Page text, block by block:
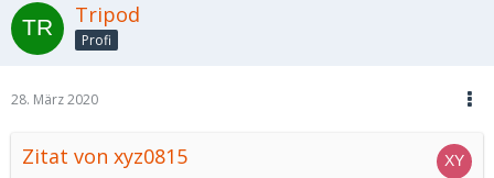
Tripod
Profi
28. März 2020
Zitat von xyz0815